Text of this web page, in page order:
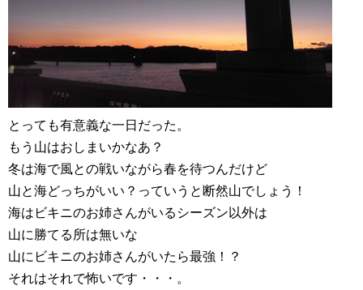
とっても有意義な一日だった。
もう山はおしまいかなあ？
冬は海で風との戦いながら春を待つんだけど
山と海どっちがいい？っていうと断然山でしょう！
海はビキニのお姉さんがいるシーズン以外は
山に勝てる所は無いな
山にビキニのお姉さんがいたら最強！？
それはそれで怖いです・・・。